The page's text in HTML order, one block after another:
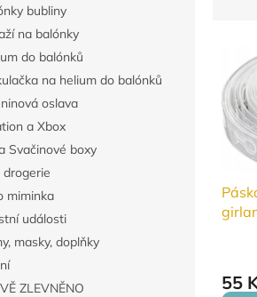
bubliny
na balónky
do balónků
na helium do balónků
oslava
a Xbox
Svačinové boxy
drogerie
miminka
události
masky, doplňky
ZLEVNĚNO
p
55